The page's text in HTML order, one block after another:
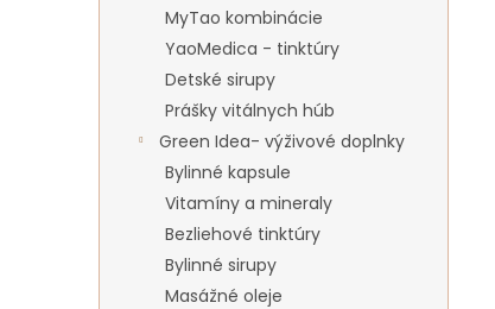
MyTao kombinácie
YaoMedica - tinktúry
Detské sirupy
Prášky vitálnych húb
Green Idea- výživové doplnky
Bylinné kapsule
Vitamíny a mineraly
Bezliehové tinktúry
Bylinné sirupy
Masážné oleje